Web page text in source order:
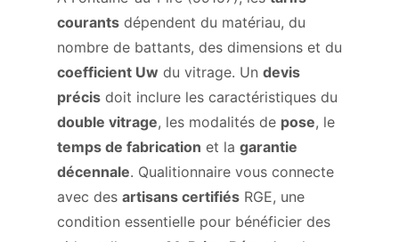
courants dépendent du matériau, du
nombre de battants, des dimensions et du
coefficient Uw du vitrage. Un devis
précis doit inclure les caractéristiques du
double vitrage, les modalités de pose, le
temps de fabrication et la garantie
décennale. Qualitionnaire vous connecte
avec des artisans certifiés RGE, une
condition essentielle pour bénéficier des